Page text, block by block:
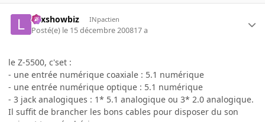
Lexshowbiz INpactien
Posté(e) le 15 décembre 200817 a
le Z-5500, c'set :
- une entrée numérique coaxiale : 5.1 numérique
- une entrée numérique optique : 5.1 numérique
- 3 jack analogiques : 1* 5.1 analogique ou 3* 2.0 analogique.
Il suffit de brancher les bons cables pour disposer du son